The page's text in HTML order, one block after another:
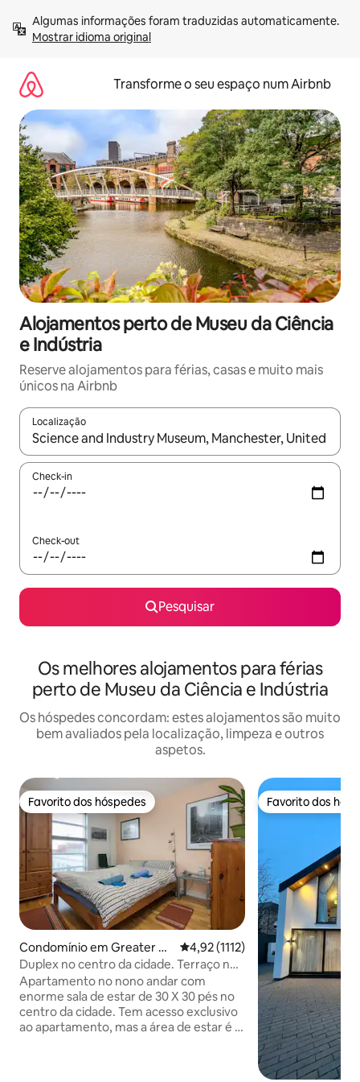
para
Mostrar idioma original
Transforme o seu espaço num Airbnb
Alojamentos perto de Museu da Ciência
e Indústria
Reserve alojamentos para férias, casas e muito mais
únicos na Airbnb
Localização
Quando os resultados estiverem disponíveis, navegue com
Check-in
Check-out
Pesquisar
Os melhores alojamentos para férias
perto de Museu da Ciência e Indústria
Os hóspedes concordam: estes alojamentos são muito
bem avaliados pela localização, limpeza e outros
aspetos.
Favorito dos hóspedes
Favorito dos hóspedes
Condomínio em Greater M
anchester
Classificação média de 4,92 em
4,92 (1112)
Duplex no centro da cidade. Terraço no
telhado.
Apartamento no nono andar com
enorme sala de estar de 30 X 30 pés no
centro da cidade. Tem acesso exclusivo
ao apartamento, mas a área de estar é o
Favorito dos
Favorito dos